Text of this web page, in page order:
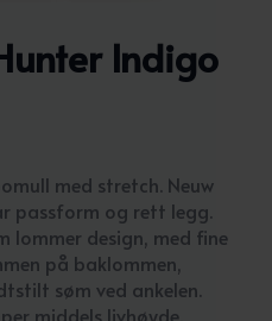
Indigo
med stretch. Neuw
passform og rett legg.
lommer design, med fine
på baklommen,
søm ved ankelen.
middels livhøyde.